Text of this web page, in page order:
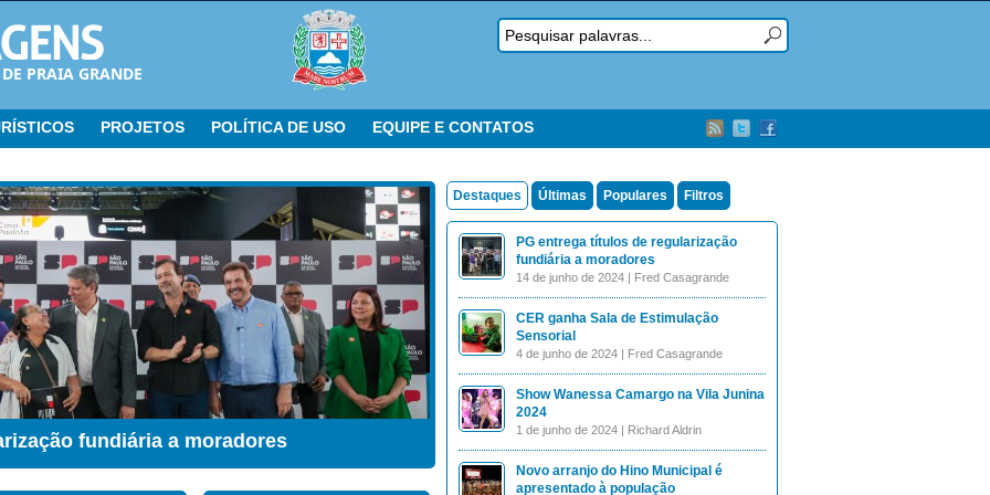
PRAIA GRANDE
PROJETOS POLÍTICA DE USO EQUIPE E CONTATOS
fundiária a moradores
Sensorial
Destaques Últimas Populares Filtros
PG entrega títulos de regularização
fundiária a moradores
14 de junho de 2024 | Fred Casagrande
CER ganha Sala de Estimulação
Sensorial
4 de junho de 2024 | Fred Casagrande
Show Wanessa Camargo na Vila Junina
2024
1 de junho de 2024 | Richard Aldrin
Novo arranjo do Hino Municipal é
apresentado à população